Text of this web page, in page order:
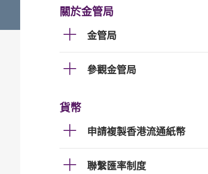
關於金管局
金管局
參觀金管局
貨幣
申請複製香港流通紙幣
聯繫匯率制度